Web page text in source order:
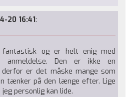
20 16:41:
og er helt enig med
anmeldelse. Den er ikke en
er det måske mange som
tænker på den længe efter. Lige
personlig kan lide.